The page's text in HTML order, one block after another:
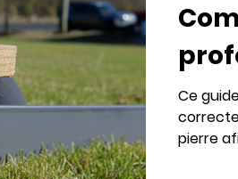
en
Ce
pierre